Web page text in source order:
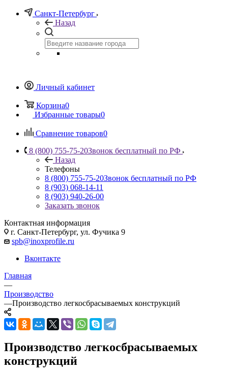
Санкт-Петербург
Назад
Личный кабинет
Корзина0
Избранные товары0
Сравнение товаров0
8 (800) 755-75-20Звонок бесплатный по РФ
Назад
Телефоны
8 (800) 755-75-20Звонок бесплатный по РФ
8 (903) 068-14-11
8 (903) 940-26-00
Заказать звонок
Контактная информация
г. Санкт-Петербург, ул. Фучика 9
spb@inoxprofile.ru
Вконтакте
Главная
—
Производство
—Производство легкосбрасываемых конструкций
Производство легкосбрасываемых
конструкций